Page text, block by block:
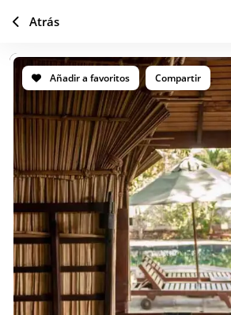
Añadir a favoritos Compartir
Atrás